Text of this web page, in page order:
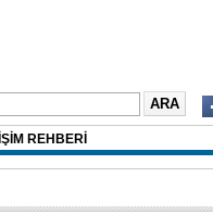
REHBERİ